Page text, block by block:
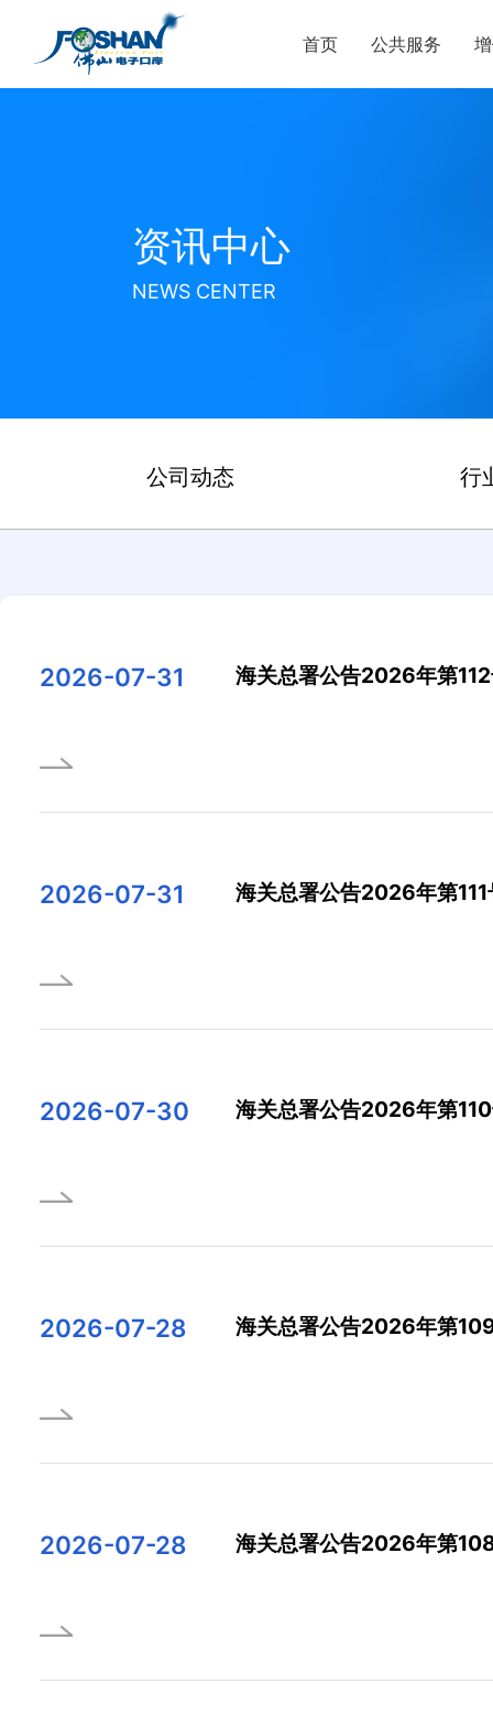
首页 公共服务
资讯中心
NEWS CENTER
公司动态 行
2026-07-31 海关总署公告2026年第
2026-07-31 海关总署公告2026年第111
2026-07-30 海关总署公告2026年第
2026-07-28 海关总署公告2026年第
2026-07-28 海关总署公告2026年第